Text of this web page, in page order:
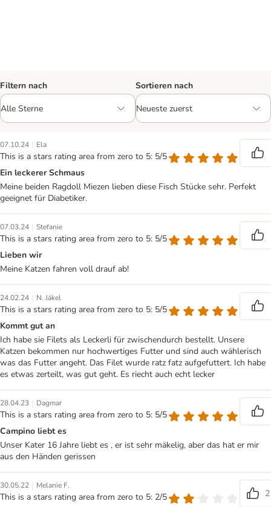
Filtern nach Sortieren nach
07.10.24 | Ela
This is a stars rating area from zero to 5: 5/5
Ein leckerer Schmaus
Meine beiden Ragdoll Miezen lieben diese Fisch Stücke sehr. Perfekt
geeignet für Diabetiker.
07.03.24 | Stefanie
This is a stars rating area from zero to 5: 5/5
Lieben wir
Meine Katzen fahren voll drauf ab!
24.02.24 | N. Jäkel
This is a stars rating area from zero to 5: 5/5
Kommt gut an
Ich habe sie Filets als Leckerli für zwischendurch bestellt. Unsere
Katzen bekommen nur hochwertiges Futter und sind auch wählerisch
was das Futter angeht. Das Filet wurde ratz fatz aufgefuttert. Ich habe
es etwas zerteilt, was gut geht. Es riecht auch echt lecker
28.04.23 | Dagmar
This is a stars rating area from zero to 5: 5/5
Campino liebt es
Unser Kater 16 Jahre liebt es , er ist sehr mäkelig, aber das hat er mir
aus den Händen gerissen
30.05.22 | Melanie F.
This is a stars rating area from zero to 5: 2/5
2